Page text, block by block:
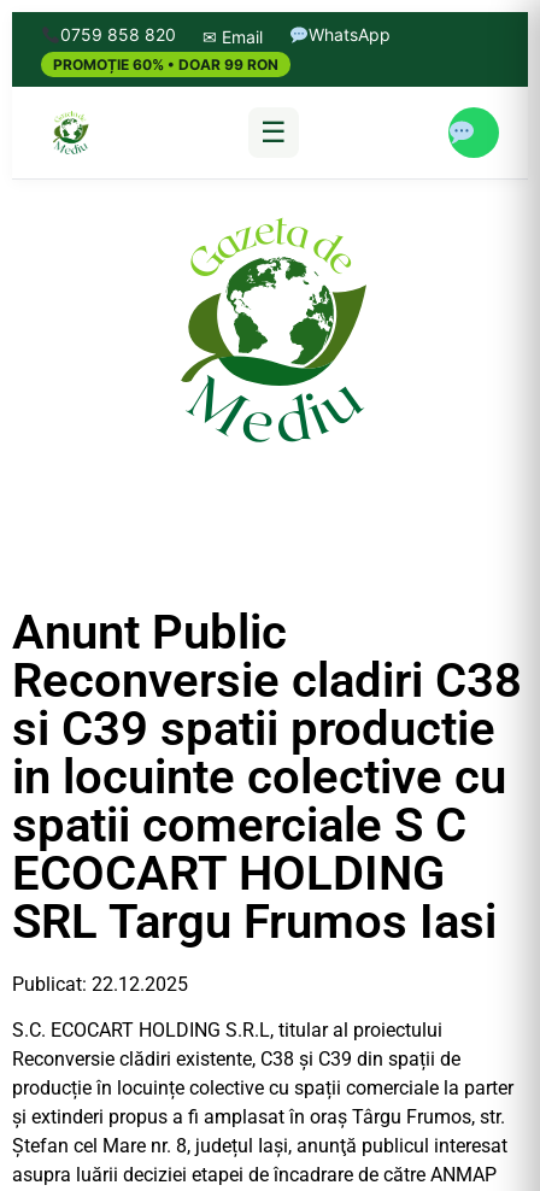
0759 858 820 ✉ Email WhatsApp
PROMOȚIE 60% • DOAR 99 RON
☰
Anunt Public
Reconversie cladiri C38
si C39 spatii productie
in locuinte colective cu
spatii comerciale S C
ECOCART HOLDING
SRL Targu Frumos Iasi
Publicat: 22.12.2025
S.C. ECOCART HOLDING S.R.L, titular al proiectului
Reconversie clădiri existente, C38 și C39 din spații de
producție în locuințe colective cu spații comerciale la parter
și extinderi propus a fi amplasat în oraș Târgu Frumos, str.
Ștefan cel Mare nr. 8, județul Iași, anunţă publicul interesat
asupra luării deciziei etapei de încadrare de către ANMAP